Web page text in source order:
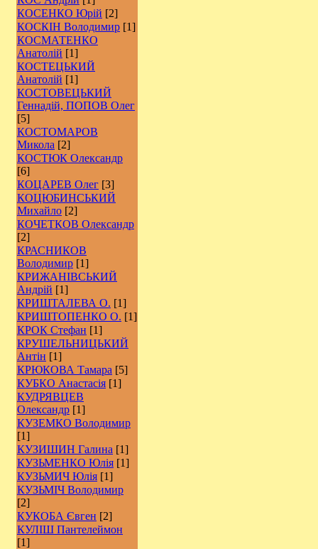
КОСЕНКО Юрій [2]
КОСКІН Володимир [1]
КОСМАТЕНКО
Анатолій [1]
КОСТЕЦЬКИЙ
Анатолій [1]
КОСТОВЕЦЬКИЙ
Геннадій, ПОПОВ Олег
[5]
КОСТОМАРОВ
Микола [2]
КОСТЮК Олександр
[6]
КОЦАРЕВ Олег [3]
КОЦЮБИНСЬКИЙ
Михайло [2]
КОЧЕТКОВ Олександр
[2]
КРАСНИКОВ
Володимир [1]
КРИЖАНІВСЬКИЙ
Андрій [1]
КРИШТАЛЕВА О. [1]
КРИШТОПЕНКО О. [1]
КРОК Стефан [1]
КРУШЕЛЬНИЦЬКИЙ
Антін [1]
КРЮКОВА Тамара [5]
КУБКО Анастасія [1]
КУДРЯВЦЕВ
Олександр [1]
КУЗЕМКО Володимир
[1]
КУЗИШИН Галина [1]
КУЗЬМЕНКО Юлія [1]
КУЗЬМИЧ Юлія [1]
КУЗЬМІЧ Володимир
[2]
КУКОБА Євген [2]
КУЛІШ Пантелеймон
[1]